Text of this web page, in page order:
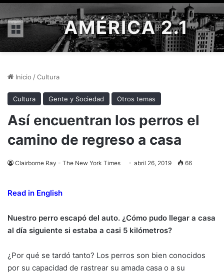
Menú AMÉRICA 2.1
Inicio /Cultura
Cultura Gente y Sociedad Otros temas
Así encuentran los perros el
camino de regreso a casa
Clairborne Ray - The New York Times abril 26, 2019 66
Read in English
Nuestro perro escapó del auto. ¿Cómo pudo llegar a casa
al día siguiente si estaba a casi 5 kilómetros?
¿Por qué se tardó tanto? Los perros son bien conocidos
por su capacidad de rastrear su amada casa o a su